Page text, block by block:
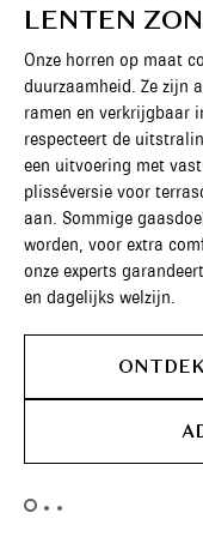
LENTEN
Onze horren op maat
duurzaamheid. Ze zijn
ramen en verkrijgbaar
respecteert de
een uitvoering met
plisséversie voor
aan. Sommige
worden, voor extra
onze experts
en dagelijks welzijn.